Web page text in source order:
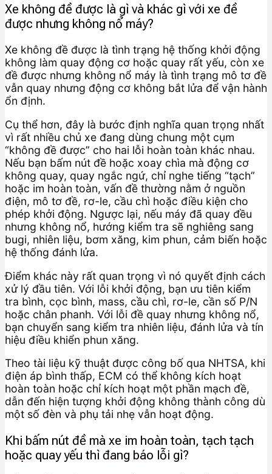
Xe không đề được là gì và khác gì với xe đề
được nhưng không nổ máy?
Xe không đề được là tình trạng hệ thống khởi động
không làm quay động cơ hoặc quay rất yếu, còn xe
đề được nhưng không nổ máy là tình trạng mô tơ đề
vẫn quay nhưng động cơ không bắt lửa để vận hành
ổn định.
Cụ thể hơn, đây là bước định nghĩa quan trọng nhất
vì rất nhiều chủ xe đang dùng chung một cụm
“không đề được” cho hai lỗi hoàn toàn khác nhau.
Nếu bạn bấm nút đề hoặc xoay chìa mà động cơ
không quay, quay ngắc ngứ, chỉ nghe tiếng “tạch”
hoặc im hoàn toàn, vấn đề thường nằm ở nguồn
điện, mô tơ đề, rơ-le, cầu chì hoặc điều kiện cho
phép khởi động. Ngược lại, nếu máy đã quay đều
nhưng không nổ, hướng kiểm tra sẽ nghiêng sang
bugi, nhiên liệu, bơm xăng, kim phun, cảm biến hoặc
hệ thống đánh lửa.
Điểm khác này rất quan trọng vì nó quyết định cách
xử lý đầu tiên. Với lỗi khởi động, bạn ưu tiên kiểm
tra bình, cọc bình, mass, cầu chì, rơ-le, cần số P/N
hoặc chân phanh. Với lỗi đề quay nhưng không nổ,
bạn chuyển sang kiểm tra nhiên liệu, đánh lửa và tín
hiệu điều khiển phun xăng.
Theo tài liệu kỹ thuật được công bố qua NHTSA, khi
điện áp bình thấp, ECM có thể không kích hoạt
hoàn toàn hoặc chỉ kích hoạt một phần mạch đề,
dẫn đến hiện tượng khởi động không thành công dù
một số đèn và phụ tải nhẹ vẫn hoạt động.
Khi bấm nút đề mà xe im hoàn toàn, tạch tạch
hoặc quay yếu thì đang báo lỗi gì?